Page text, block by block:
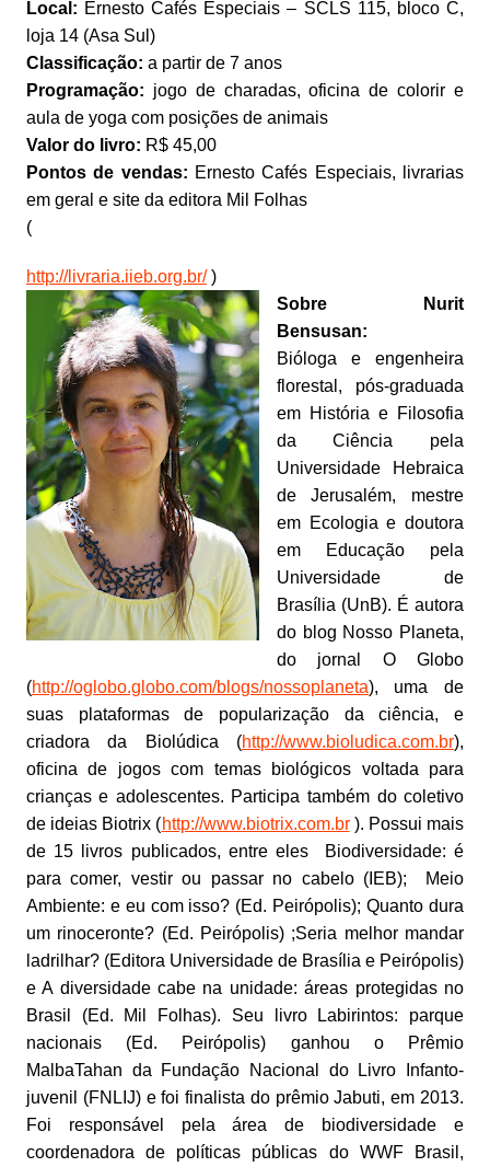
Local: Ernesto Cafés Especiais – SCLS 115, bloco C,
loja 14 (Asa Sul)
Classificação: a partir de 7 anos
Programação: jogo de charadas, oficina de colorir e
aula de yoga com posições de animais
Valor do livro: R$ 45,00
Pontos de vendas: Ernesto Cafés Especiais, livrarias
em geral e site da editora Mil Folhas
(
http://livraria.iieb.org.br/)
Sobre Nurit
Bensusan:
Bióloga e engenheira
florestal, pós-graduada
em História e Filosofia
da Ciência pela
Universidade Hebraica
de Jerusalém, mestre
em Ecologia e doutora
em Educação pela
Universidade de
Brasília (UnB). É autora
do blog Nosso Planeta,
do jornal O Globo
(http://oglobo.globo.com/blogs/nossoplaneta), uma de
suas plataformas de popularização da ciência, e
criadora da Biolúdica (http://www.bioludica.com.br),
oficina de jogos com temas biológicos voltada para
crianças e adolescentes. Participa também do coletivo
de ideias Biotrix (http://www.biotrix.com.br). Possui mais
de 15 livros publicados, entre eles Biodiversidade: é
para comer, vestir ou passar no cabelo (IEB); Meio
Ambiente: e eu com isso? (Ed. Peirópolis); Quanto dura
um rinoceronte? (Ed. Peirópolis) ;Seria melhor mandar
ladrilhar? (Editora Universidade de Brasília e Peirópolis)
e A diversidade cabe na unidade: áreas protegidas no
Brasil (Ed. Mil Folhas). Seu livro Labirintos: parque
nacionais (Ed. Peirópolis) ganhou o Prêmio
MalbaTahan da Fundação Nacional do Livro Infanto-
juvenil (FNLIJ) e foi finalista do prêmio Jabuti, em 2013.
Foi responsável pela área de biodiversidade e
coordenadora de políticas públicas do WWF Brasil,